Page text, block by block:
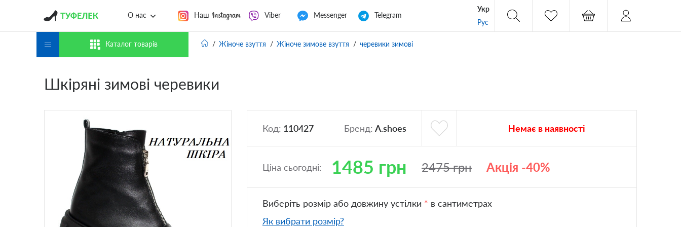
О нас Наш Viber Messenger Telegram
Укр
Рус
Каталог товарів Жіноче взуття Жіноче зимове взуття черевики зимові
Шкіряні зимові черевики
Код: 110427 Бренд: A.shoes Немає в наявності
Ціна сьогодні: 1485 грн 2475грн Акція -40%
Виберіть розмір або довжину устілки * в сантиметрах
Як вибрати розмір?